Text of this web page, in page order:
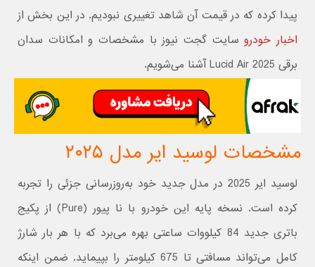
پیدا کرده که در قیمت آن شاهد تغییری نبودیم. در این بخش از
اخبار خودروسایت گجت نیوز با مشخصات و امکانات سدان
برقی Lucid Air 2025 آشنا می‌شویم.
مشخصات لوسید ایر مدل ۲۰۲۵
لوسید ایر 2025 در مدل جدید خود به‌روزرسانی جزئی را تجربه
کرده است. نسخه پایه این خودرو با نا پیور (Pure) از پکیج
باتری جدید 84 کیلووات ساعتی بهره می‌برد که با هر بار شارژ
کامل می‌تواند مسافتی تا 675 کیلومتر را بپیماید. ضمن اینکه